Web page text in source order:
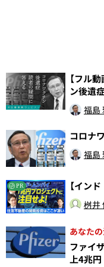
【フル
ン後遺
福島
コロナ
福島
PR 【イン
桝井
あなた
ファイ
上4兆